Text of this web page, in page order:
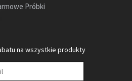
Próbki
na wszystkie produkty